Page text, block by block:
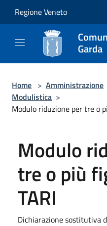
Regione Veneto
Garda
Home > Amministrazione
Modulistica >
Modulo riduzione per tre o
Modulo
tre o più
TARI
Dichiarazione sostitutiva